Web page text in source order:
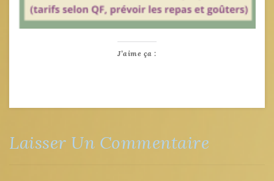
J’aime ça :
Laisser Un Commentaire